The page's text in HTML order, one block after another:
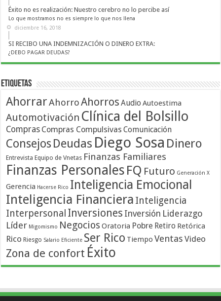
Éxito no es realización: Nuestro cerebro no lo percibe así
Lo que mostramos no es siempre lo que nos llena
diciembre 16, 2018
SI RECIBO UNA INDEMNIZACIÓN O DINERO EXTRA:
¿DEBO PAGAR DEUDAS?
Etiquetas
AhorrarAhorroAhorros Audio Autoestima
Automotivación Clínica del Bolsillo
Compras Compras Compulsivas Comunicación
Consejos Deudas Diego Sosa Dinero
Entrevista Equipo de Vnetas Finanzas Familiares
Finanzas Personales FQ Futuro Generación X
Gerencia Hacerse Rico Inteligencia Emocional
Inteligencia Financiera Inteligencia
Interpersonal Inversiones Inversión Liderazgo
Líder Migomismo Negocios Oratoria Pobre Retiro Retórica
Rico Riesgo Salario Eficiente Ser Rico Tiempo Ventas Video
Zona de confort Éxito